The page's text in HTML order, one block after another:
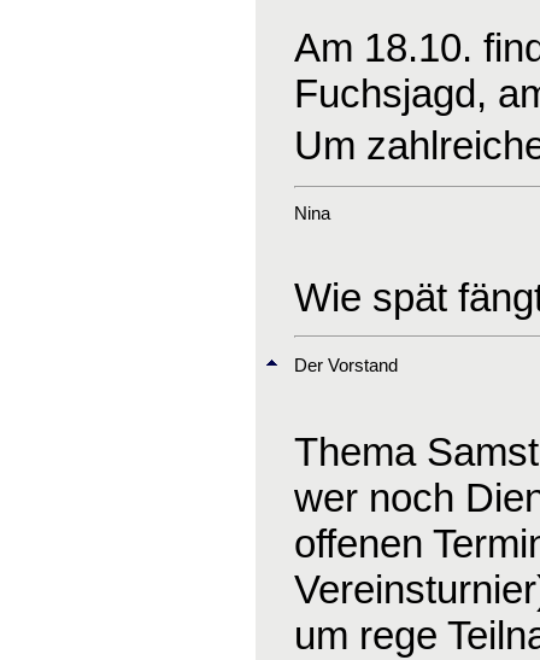
Am 18.10.
Fuchsjagd,
Um
Nina
Wie spät
Der Vorstand
Thema
wer noch
offenen
um rege